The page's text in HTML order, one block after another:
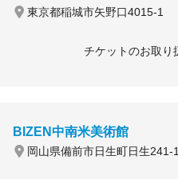
東京都稲城市矢野口4015-1
チケットのお取り
BIZEN中南米美術館
岡山県備前市日生町日生241-